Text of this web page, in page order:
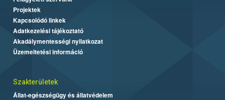
Projektek
Kapcsolódó linkek
Adatkezelési tájékoztató
Akadálymentességi nyilatkozat
Üzemeltetési információ
Szakterületek
Állat-egészségügy és állatvédelem